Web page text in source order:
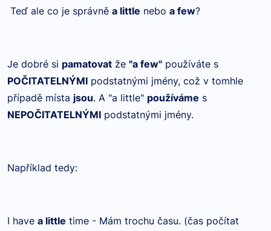
Teď ale co je správně a little nebo a few?
Je dobré si pamatovat že "a few" používáte s
POČITATELNÝMI podstatnými jmény, což v tomhle
případě místa jsou. A "a little" používáme s
NEPOČITATELNÝMI podstatnými jmény.
Například tedy:
I have a little time - Mám trochu času. (čas počítat